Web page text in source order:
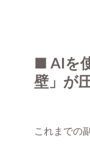
■ AIを
壁」が
これまでの